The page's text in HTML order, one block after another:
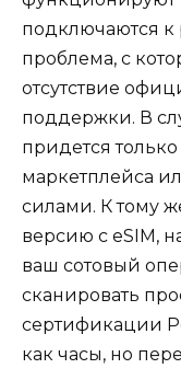
подключаются к
проблема, с
отсутствие
поддержки. В
придется
маркетплейса
силами. К тому
версию с eSIM,
ваш сотовый
сканировать
сертификации
как часы, но